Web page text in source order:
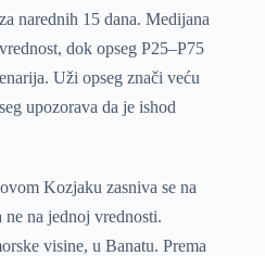
narednih 15 dana. Medijana
dok opseg P25–P75
Uži opseg znači veću
upozorava da je ishod
Kozjaku zasniva se na
ne na jednoj vrednosti.
visine, u Banatu. Prema